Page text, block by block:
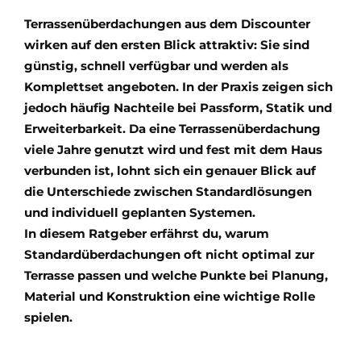
Terrassenüberdachungen aus dem Discounter
wirken auf den ersten Blick attraktiv: Sie sind
günstig, schnell verfügbar und werden als
Komplettset angeboten. In der Praxis zeigen sich
jedoch häufig Nachteile bei Passform, Statik und
Erweiterbarkeit. Da eine Terrassenüberdachung
viele Jahre genutzt wird und fest mit dem Haus
verbunden ist, lohnt sich ein genauer Blick auf
die Unterschiede zwischen Standardlösungen
und individuell geplanten Systemen.
In diesem Ratgeber erfährst du, warum
Standardüberdachungen oft nicht optimal zur
Terrasse passen und welche Punkte bei Planung,
Material und Konstruktion eine wichtige Rolle
spielen.